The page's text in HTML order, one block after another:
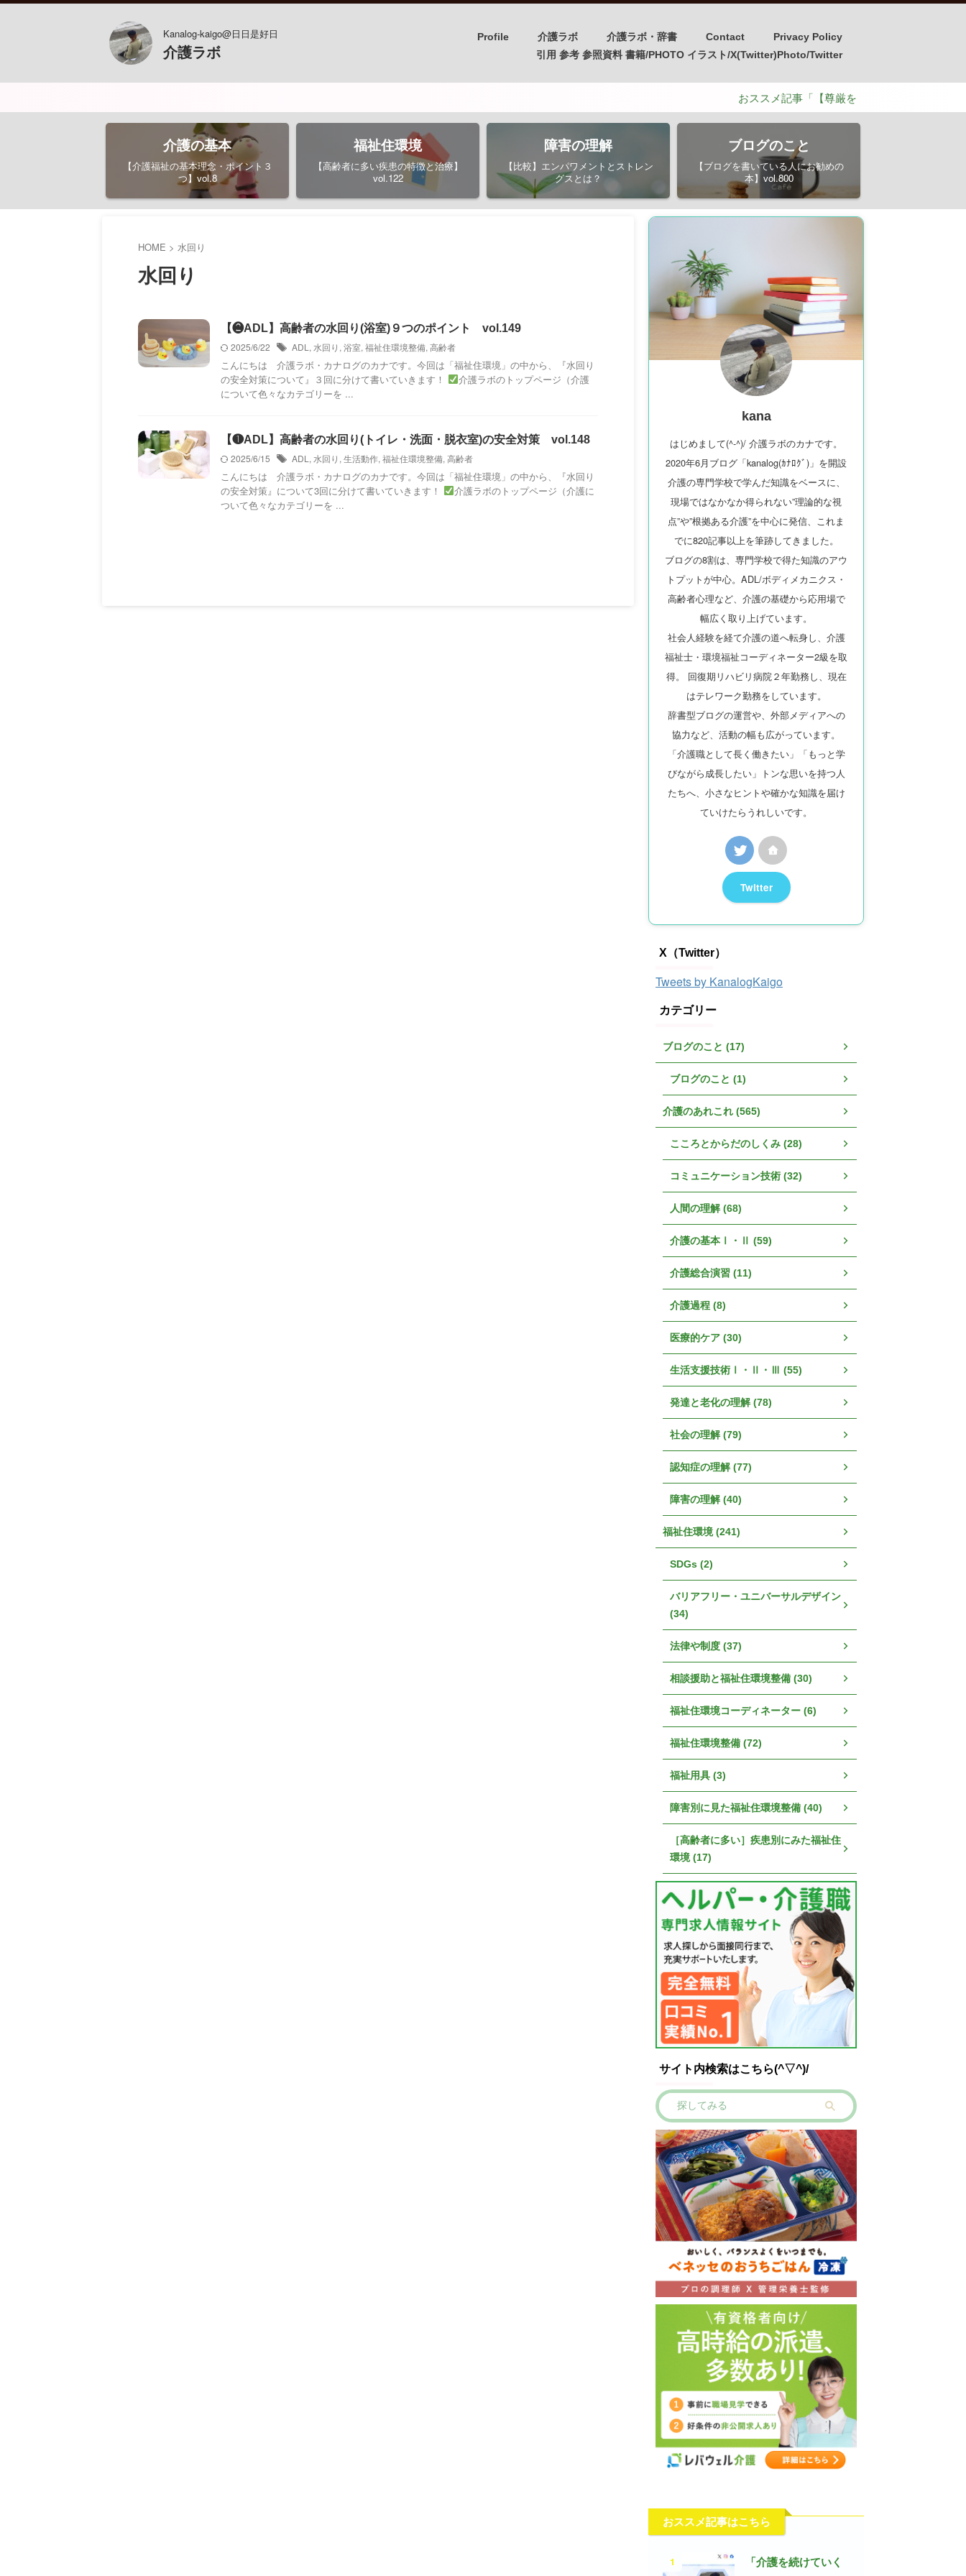
Kanalog-kaigo@日日是好日
介護ラボ
Profile 介護ラボ 介護ラボ・辞書 Contact
Privacy Policy
引用 参考 参照資料 書籍/PHOTO イラスト/X(Twitter)Photo/Twitter
おススメ記事「【尊厳を損なう介護と守るための介護】
介護の基本
【介護福祉の基本理念・ポイント３
つ】vol.8
福祉住環境
【高齢者に多い疾患の特徴と治療】
vol.122
障害の理解
【比較】エンパワメントとストレン
グスとは？
ブログのこと
【ブログを書いている人にお勧めの
本】vol.800
HOME > 水回り
水回り
【❷ADL】高齢者の水回り(浴室)９つのポイント vol.149
2025/6/22
ADL , 水回り , 浴室, 福祉住環境整備, 高齢者
こんにちは 介護ラボ・カナログのカナです。今回は「福祉住環境」の中から、『水回り
の安全対策について』３回に分けて書いていきます！
介護ラボのトップページ（介護
について色々なカテゴリーを ...
【❶ADL】高齢者の水回り(トイレ・洗面・脱衣室)の安全対策 vol.148
2025/6/15
ADL , 水回り , 生活動作, 福祉住環境整備, 高齢者
こんにちは 介護ラボ・カナログのカナです。今回は「福祉住環境」の中から、『水回り
の安全対策』について3回に分けて書いていきます！
介護ラボのトップページ（介護に
ついて色々なカテゴリーを ...
kana
はじめまして(^-^)/ 介護ラボのカナです。
2020年6月ブログ「kanalog(ｶﾅﾛｸﾞ)」を開設
介護の専門学校で学んだ知識をベースに、
現場ではなかなか得られない”理論的な視
点”や”根拠ある介護”を中心に発信、これま
でに820記事以上を筆跡してきました。
ブログの8割は、専門学校で得た知識のアウ
トプットが中心。ADL/ボディメカニクス・
高齢者心理など、介護の基礎から応用場で
幅広く取り上げています。
社会人経験を経て介護の道へ転身し、介護
福祉士・環境福祉コーディネーター2級を取
得。 回復期リハビリ病院２年勤務し、現在
はテレワーク勤務をしています。
辞書型ブログの運営や、外部メディアへの
協力など、活動の幅も広がっています。
「介護職として長く働きたい」「もっと学
びながら成長したい」トンな思いを持つ人
たちへ、小さなヒントや確かな知識を届け
ていけたらうれしいです。
Twitter
X（Twitter）
Tweets by KanalogKaigo
カテゴリー
ブログのこと (17)
ブログのこと (1)
介護のあれこれ (565)
こころとからだのしくみ (28)
コミュニケーション技術 (32)
人間の理解 (68)
介護の基本Ⅰ・Ⅱ (59)
介護総合演習 (11)
介護過程 (8)
医療的ケア (30)
生活支援技術Ⅰ・Ⅱ・Ⅲ (55)
発達と老化の理解 (78)
社会の理解 (79)
認知症の理解 (77)
障害の理解 (40)
福祉住環境 (241)
SDGs (2)
バリアフリー・ユニバーサルデザイン
(34)
法律や制度 (37)
相談援助と福祉住環境整備 (30)
福祉住環境コーディネーター (6)
福祉住環境整備 (72)
福祉用具 (3)
障害別に見た福祉住環境整備 (40)
［高齢者に多い］疾患別にみた福祉住
環境 (17)
サイト内検索はこちら(^▽^)/
おススメ記事はこちら
1
「介護を続けていく